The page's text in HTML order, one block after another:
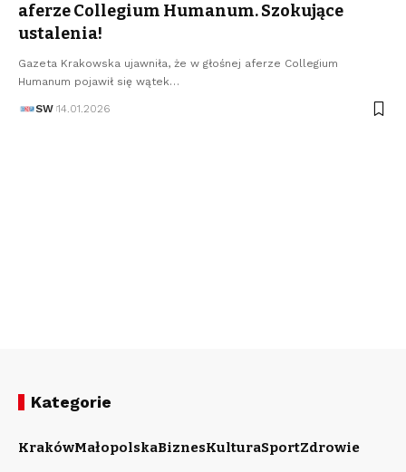
aferze Collegium Humanum. Szokujące
ustalenia!
Gazeta Krakowska ujawniła, że w głośnej aferze Collegium
Humanum pojawił się wątek…
SW 14.01.2026
Kategorie
KrakówMałopolskaBiznesKulturaSportZdrowie